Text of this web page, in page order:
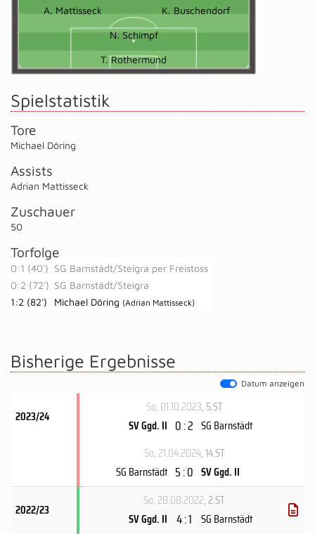
A. Mattisseck K. Buschendorf
N. Schimpf
T. Rothermund
Spielstatistik
Tore
Michael Döring
Assists
Adrian Mattisseck
Zuschauer
50
Torfolge
0:1 (40') SG Barnstädt/Steigra per Freistoss
0:2 (72') SG Barnstädt/Steigra
1:2 (82')
Michael Döring (Adrian Mattisseck)
Bisherige Ergebnisse
Datum anzeigen
2023/24
So, 01.10.2023, 5.ST
SV Ggd. II 0 : 2 SG Barnstädt
So, 21.04.2024, 14.ST
SG Barnstädt 5 : 0 SV Ggd. II
2022/23
So, 28.08.2022, 2.ST
SV Ggd. II 4 : 1 SG Barnstädt